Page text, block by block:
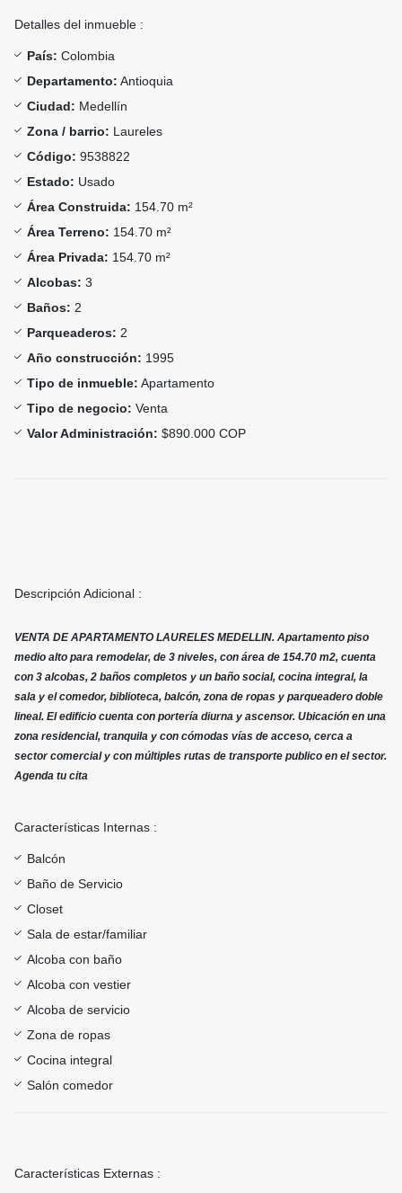
Detalles del inmueble :
País: Colombia
Departamento: Antioquia
Ciudad: Medellín
Zona / barrio: Laureles
Código: 9538822
Estado: Usado
Área Construida: 154.70 m²
Área Terreno: 154.70 m²
Área Privada: 154.70 m²
Alcobas: 3
Baños: 2
Parqueaderos: 2
Año construcción: 1995
Tipo de inmueble: Apartamento
Tipo de negocio: Venta
Valor Administración: $890.000 COP
Descripción Adicional :
VENTA DE APARTAMENTO LAURELES MEDELLIN. Apartamento piso
medio alto para remodelar, de 3 niveles, con área de 154.70 m2, cuenta
con 3 alcobas, 2 baños completos y un baño social, cocina integral, la
sala y el comedor, biblioteca, balcón, zona de ropas y parqueadero doble
lineal. El edificio cuenta con portería diurna y ascensor. Ubicación en una
zona residencial, tranquila y con cómodas vías de acceso, cerca a
sector comercial y con múltiples rutas de transporte publico en el sector.
Agenda tu cita
Características Internas :
Balcón
Baño de Servicio
Closet
Sala de estar/familiar
Alcoba con baño
Alcoba con vestier
Alcoba de servicio
Zona de ropas
Cocina integral
Salón comedor
Características Externas :